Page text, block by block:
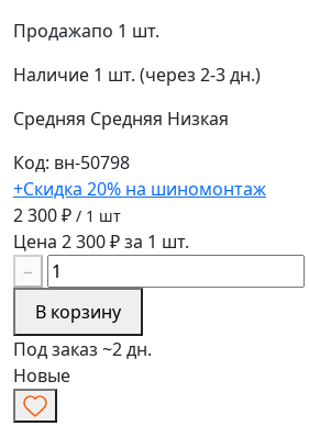
Продажапо 1 шт.
Наличие 1 шт. (через 2-3 дн.)
Средняя Средняя Низкая
Код: вн-50798
+Скидка 20% на шиномонтаж
2 300 ₽ / 1 шт
Цена 2 300 ₽ за 1 шт.
−
В корзину
Под заказ ~2 дн.
Новые